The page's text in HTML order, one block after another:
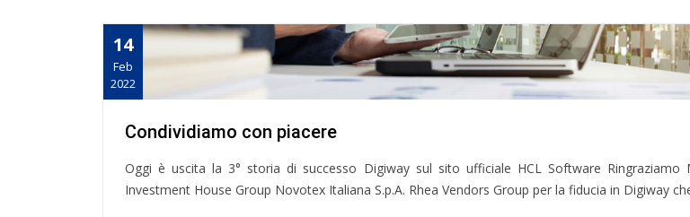
14
Feb
2022
Condividiamo con piacere
Oggi è uscita la 3° storia di successo Digiway sul sito ufficiale HCL Software Ringraziamo
Investment House Group Novotex Italiana S.p.A. Rhea Vendors Group per la fiducia in Digiway